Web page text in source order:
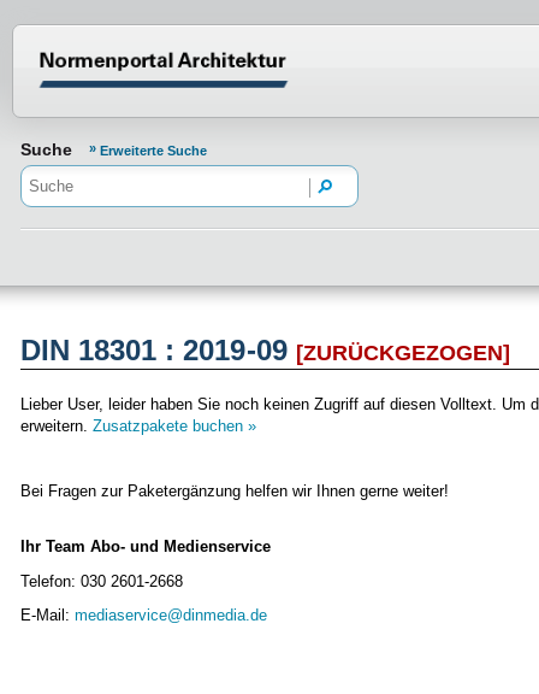
Suche Erweiterte Suche
DIN 18301 : 2019-09 [ZURÜCKGEZOGEN]
Lieber User, leider haben Sie noch keinen Zugriff auf diesen Volltext.
erweitern. Zusatzpakete buchen »
Bei Fragen zur Paketergänzung helfen wir Ihnen gerne weiter!
Ihr Team Abo- und Medienservice
Telefon: 030 2601-2668
E-Mail: mediaservice@dinmedia.de